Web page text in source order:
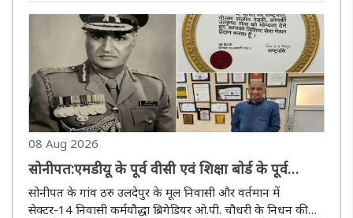
व्यवस्था को एक बार फिर चुनौती दे दी। करीब 130 एमएम बारिश के
बाद शहर के ..
08 Aug 2026
सोनीपत:एमडीयू के पूर्व वीसी एवं शिक्षा बाेर्ड के पूर्व
चेयरमैन ब्रिगेडियर ओ.पी. चौधरी का निधन
सोनीपत के गांव ठरु उलदेपुर के मूल निवासी और वर्तमान में
सेक्टर-14 निवासी कर्मयौद्धा ब्रिगेडियर ओ.पी. चौधरी के निधन की